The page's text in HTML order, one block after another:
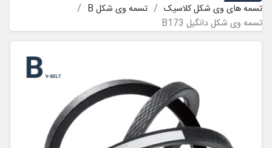
تسمه های وی شکل کلاسیک
تسمه وی شکل B
تسمه وی شکل دانگیل B173